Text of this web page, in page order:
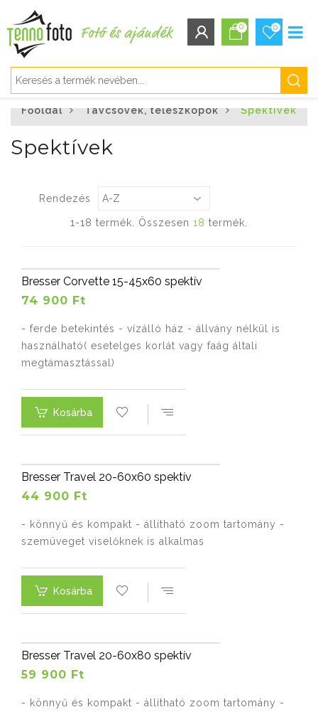
Bejelentkezés
Elfelejtett jelszó
0 0
Főoldal Távcsövek, teleszkópok Spektívek
Spektívek
Rendezés
1-18 termék. Összesen 18 termék.
Bresser Corvette 15-45x60 spektív
74 900 Ft
- ferde betekintés - vízálló ház - állvány nélkül is
használható( esetelges korlát vagy faág általi
megtámasztással)
Kosárba
Bresser Travel 20-60x60 spektív
44 900 Ft
- könnyű és kompakt - állítható zoom tartomány -
szemüveget viselőknek is alkalmas
Kosárba
Bresser Travel 20-60x80 spektív
59 900 Ft
- könnyű és kompakt - állítható zoom tartomány -